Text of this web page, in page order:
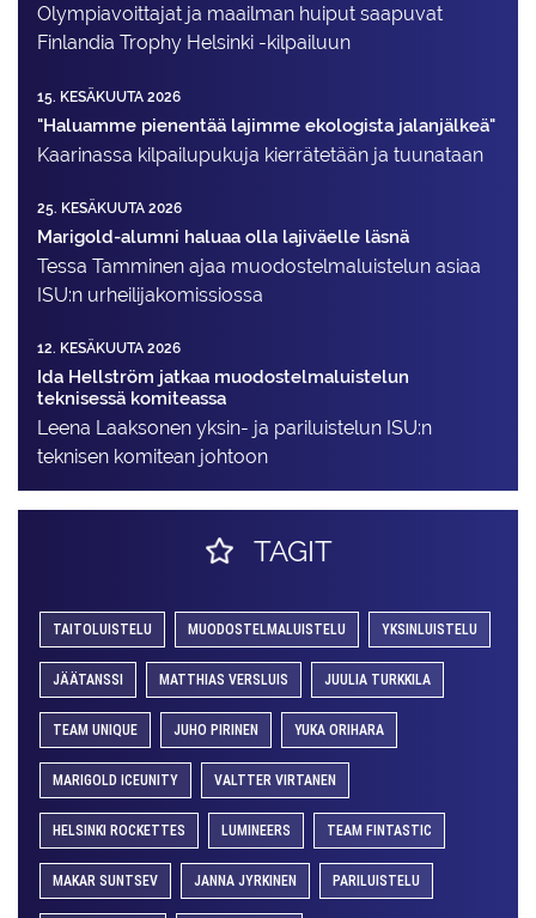
Olympiavoittajat ja maailman huiput saapuvat
Finlandia Trophy Helsinki -kilpailuun
15. KESÄKUUTA 2026
"Haluamme pienentää lajimme ekologista jalanjälkeä"
Kaarinassa kilpailupukuja kierrätetään ja tuunataan
25. KESÄKUUTA 2026
Marigold-alumni haluaa olla lajiväelle läsnä
Tessa Tamminen ajaa muodostelma­luistelun asiaa
ISU:n urheilija­komissiossa
12. KESÄKUUTA 2026
Ida Hellström jatkaa muodostelmaluistelun
teknisessä komiteassa
Leena Laaksonen yksin- ja pariluistelun ISU:n
teknisen komitean johtoon
TAGIT
TAITOLUISTELU MUODOSTELMALUISTELU YKSINLUISTELU
JÄÄTANSSI MATTHIAS VERSLUIS JUULIA TURKKILA
TEAM UNIQUE JUHO PIRINEN YUKA ORIHARA
MARIGOLD ICEUNITY VALTTER VIRTANEN
HELSINKI ROCKETTES LUMINEERS TEAM FINTASTIC
MAKAR SUNTSEV JANNA JYRKINEN PARILUISTELU